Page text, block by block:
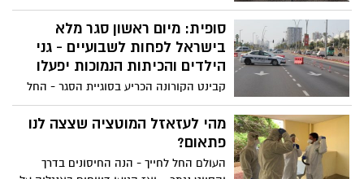
למרות הסגר וההכרזה על מדינות אדומות,
חלק מחברות התעופה מחייבות את מי שרכש
כרטיסי טיסה לטוס ולחזור למלונית בטענה
שעדיין הטיסות ממריאות ליעדן
סופית: מיום ראשון סגר מלא
בישראל לפחות לשבועיים - גני
הילדים והכיתות הנמוכות יפעלו
קבינט הקורונה הכריע בסוגיית הסגר - החל
מיום ראשון יוטל סגר מלא על ישאל, השלישי
במספר בתוך פחות משנה, זאת בעקבות
התפשטות נגיף הקורונה ומספר הנדבקים
מהי לעזאזל המוטציה שצצה לנו
פתאום?
העולם החל לחייך - הנה החיסונים בדרך